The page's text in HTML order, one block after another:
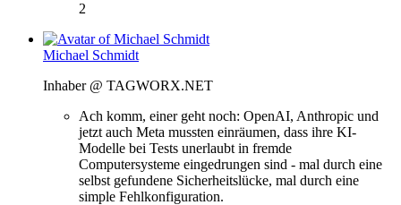
2
Michael Schmidt
Inhaber @ TAGWORX.NET
Ach komm, einer geht noch: OpenAI, Anthropic und
jetzt auch Meta mussten einräumen, dass ihre KI-
Modelle bei Tests unerlaubt in fremde
Computersysteme eingedrungen sind - mal durch eine
selbst gefundene Sicherheitslücke, mal durch eine
simple Fehlkonfiguration.